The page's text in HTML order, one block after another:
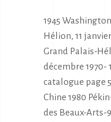
1945
Hélion, 11
Grand Palais-
décembre 1970-
catalogue page
Chine 1980
des Beaux-Arts-